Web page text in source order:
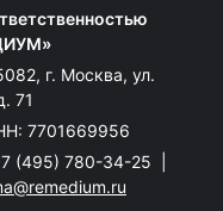
г. Москва, ул.
71
7701669956
(495) 780-34-25